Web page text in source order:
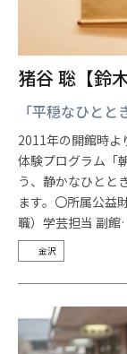
猪谷 聡【鈴
「平穏なひと
2011年の開館時よ
体験プログラム「
う、静かなひとと
ます。〇所属公益
職）学芸担当 副
金沢